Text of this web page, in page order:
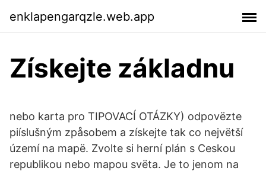
enklapengarqzle.web.app
Získejte základnu
nebo karta pro TIPOVACÍ OTÁZKY) odpovëzte
piíslušným zpåsobem a získejte tak co nejvëtší
území na mapë. Zvolte si herní plán s Ceskou
republikou nebo mapou svëta. Je to jenom na